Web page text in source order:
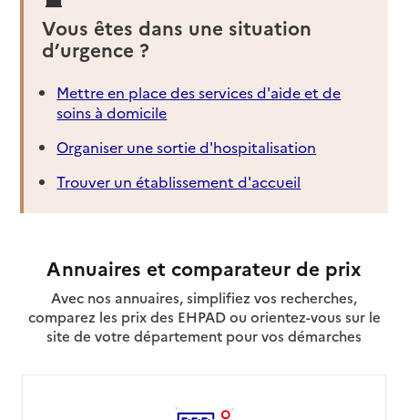
Vous êtes dans une situation
d’urgence ?
Mettre en place des services d'aide et de
soins à domicile
Organiser une sortie d'hospitalisation
Trouver un établissement d'accueil
Annuaires et comparateur de prix
Avec nos annuaires, simplifiez vos recherches,
comparez les prix des EHPAD ou orientez-vous sur le
site de votre département pour vos démarches